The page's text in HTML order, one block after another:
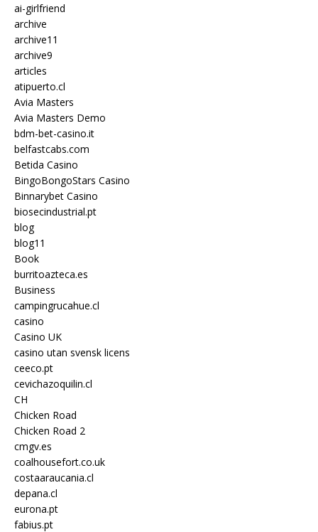
ai-girlfriend
archive
archive11
archive9
articles
atipuerto.cl
Avia Masters
Avia Masters Demo
bdm-bet-casino.it
belfastcabs.com
Betida Casino
BingoBongoStars Casino
Binnarybet Casino
biosecindustrial.pt
blog
blog11
Book
burritoazteca.es
Business
campingrucahue.cl
casino
Casino UK
casino utan svensk licens
ceeco.pt
cevichazoquilin.cl
CH
Chicken Road
Chicken Road 2
cmgv.es
coalhousefort.co.uk
costaaraucania.cl
depana.cl
eurona.pt
fabius.pt